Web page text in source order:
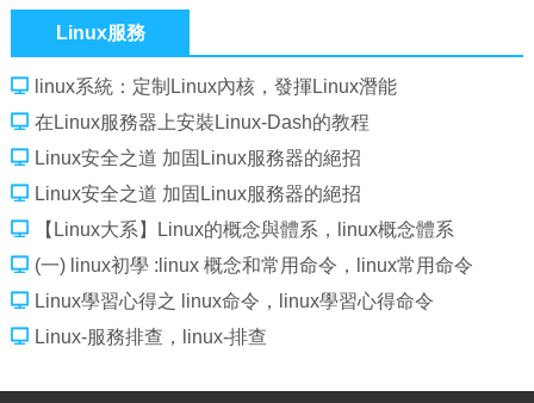
Linux服務
linux系統：定制Linux內核，發揮Linux潛能
在Linux服務器上安裝Linux-Dash的教程
Linux安全之道 加固Linux服務器的絕招
Linux安全之道 加固Linux服務器的絕招
【Linux大系】Linux的概念與體系，linux概念體系
(一) linux初學 :linux 概念和常用命令，linux常用命令
Linux學習心得之 linux命令，linux學習心得命令
Linux-服務排查，linux-排查